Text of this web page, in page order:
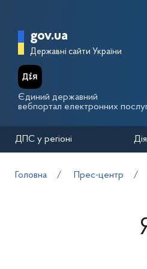
Головна
gov.ua
Державні сайти України
Єдиний державний
вебпортал електронних
ДПС у регіоні
Головна Прес-центр